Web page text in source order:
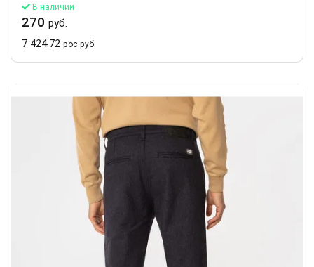
В наличии
270 руб.
7 424.72 рос.руб.